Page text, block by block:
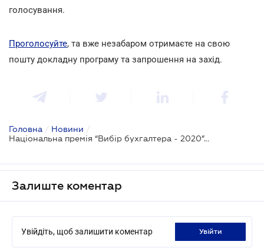
голосування.
Проголосуйте, та вже незабаром отримаєте на свою
пошту докладну програму та запрошення на захід.
Головна / Новини /
Національна премія “Вибір бухгалтера - 2020”. Обирайте найкращих!
Залиште коментар
Увійдіть, щоб залишити коментар увійти